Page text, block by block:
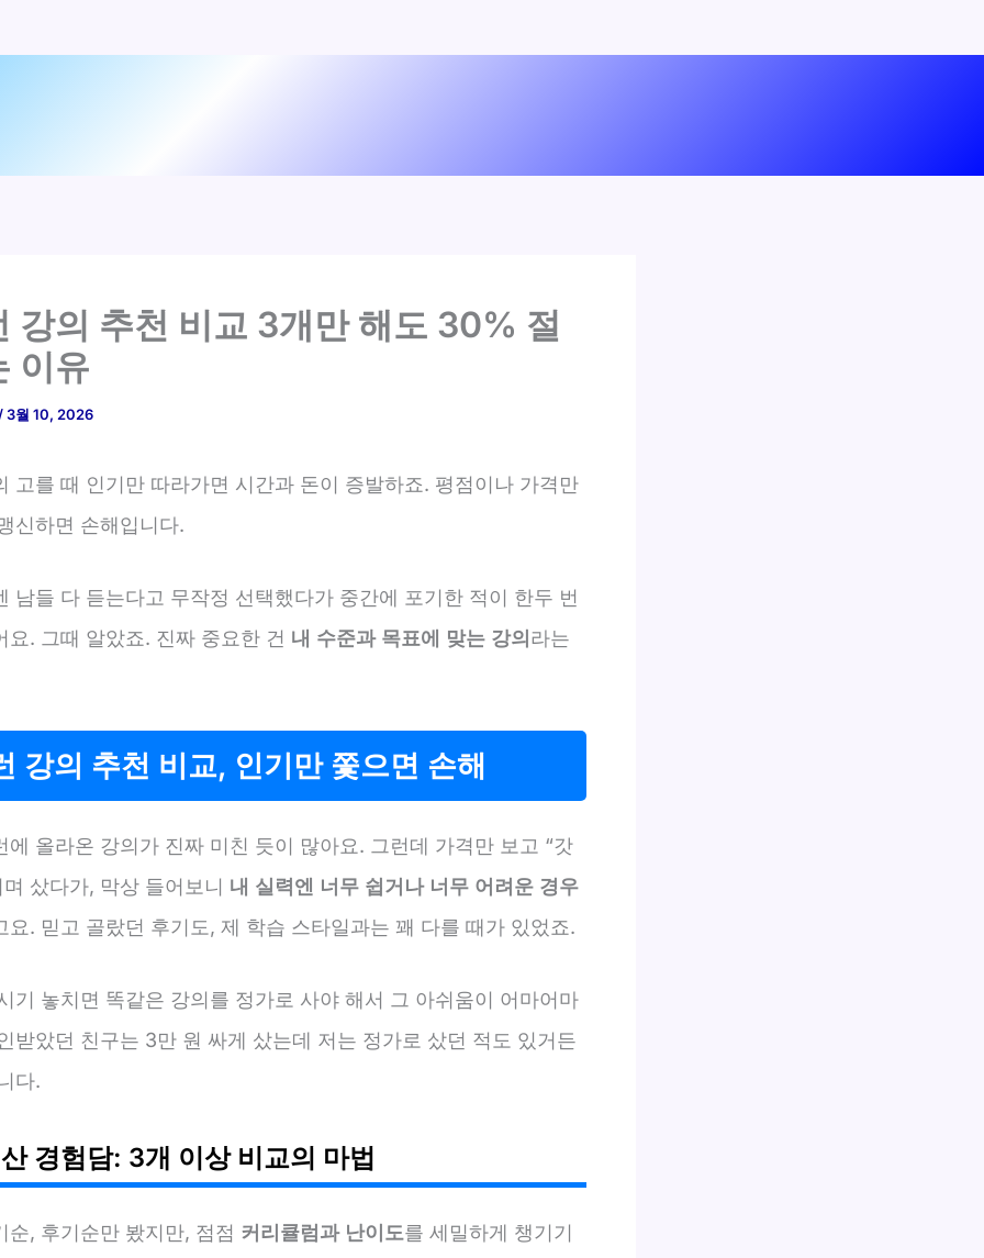
강의 추천 비교 3개만 해도 30% 절
이유
3월 10, 2026
고를 때 인기만 따라가면 시간과 돈이 증발하죠. 평점이나 가격만
신하면 손해입니다.
남들 다 듣는다고 무작정 선택했다가 중간에 포기한 적이 한두 번
요. 그때 알았죠. 진짜 중요한 건 내 수준과 목표에 맞는 강의라는
강의 추천 비교, 인기만 쫓으면 손해
에 올라온 강의가 진짜 미친 듯이 많아요. 그런데 가격만 보고 “갓
샀다가, 막상 들어보니 내 실력엔 너무 쉽거나 너무 어려운 경우
요. 믿고 골랐던 후기도, 제 학습 스타일과는 꽤 다를 때가 있었죠.
기 놓치면 똑같은 강의를 정가로 사야 해서 그 아쉬움이 어마어마
받았던 친구는 3만 원 싸게 샀는데 저는 정가로 샀던 적도 있거든
다.
경험담: 3개 이상 비교의 마법
순, 후기순만 봤지만, 점점 커리큘럼과 난이도를 세밀하게 챙기기